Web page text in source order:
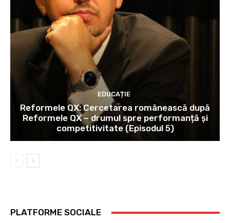
EDUCAȚIE
Reformele QX: Cercetarea românească după
Reformele QX – drumul spre performanță și
competitivitate (Episodul 5)
PLATFORME SOCIALE